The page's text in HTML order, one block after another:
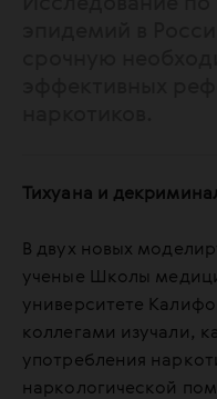
Тихуана и
В двух новых
ученые Школы
университете
коллегами изучали,
употребления
наркологической